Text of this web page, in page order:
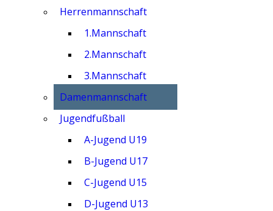
Herrenmannschaft
1.Mannschaft
2.Mannschaft
3.Mannschaft
Damenmannschaft
Jugendfußball
A-Jugend U19
B-Jugend U17
C-Jugend U15
D-Jugend U13